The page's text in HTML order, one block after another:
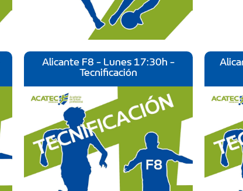
Alicante F8 - Lunes 17:30h -
Tecnificación